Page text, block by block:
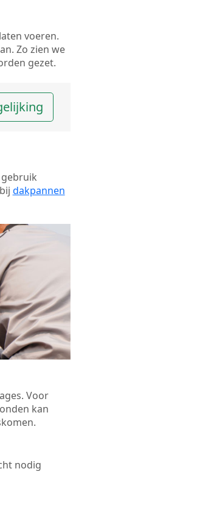
voeren.
Zo zien we
gezet.
dakpannen
Voor
kan
nodig